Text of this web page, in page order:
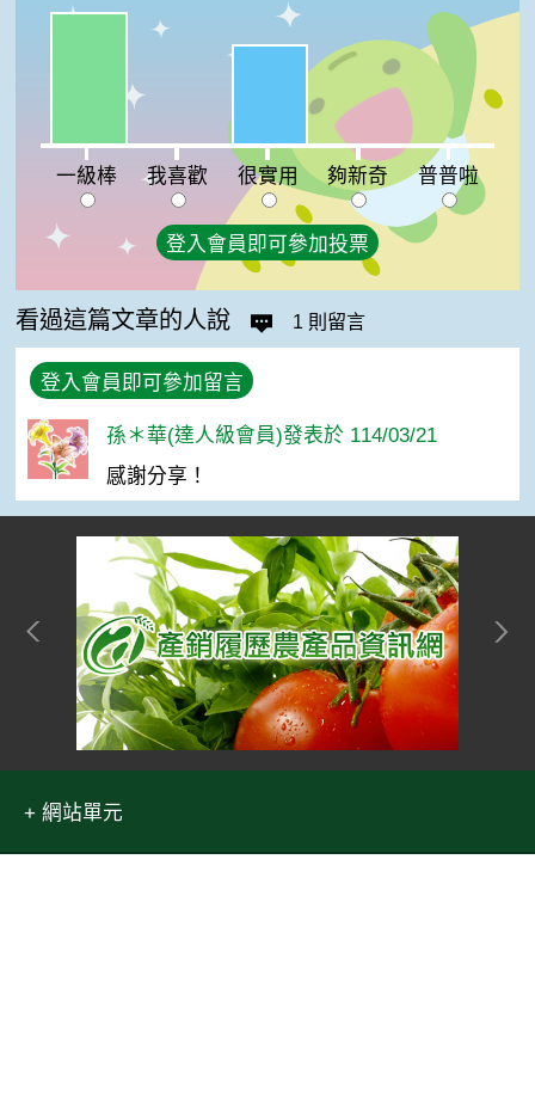
我喜歡:0%
很實用:43%
夠新奇:0%普普啦:0%
一級棒 我喜歡 很實用 夠新奇 普普啦
登入會員即可參加投票
看過這篇文章的人說 1 則留言
登入會員即可參加留言
孫＊華(達人級會員)發表於 114/03/21
感謝分享！
網站單元